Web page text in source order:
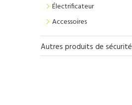
Électrificateur
Accessoires
Autres produits de sécurité